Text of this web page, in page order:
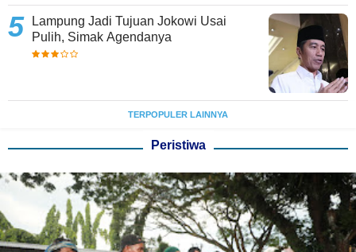
Lampung Jadi Tujuan Jokowi Usai
Pulih, Simak Agendanya
TERPOPULER LAINNYA
Peristiwa